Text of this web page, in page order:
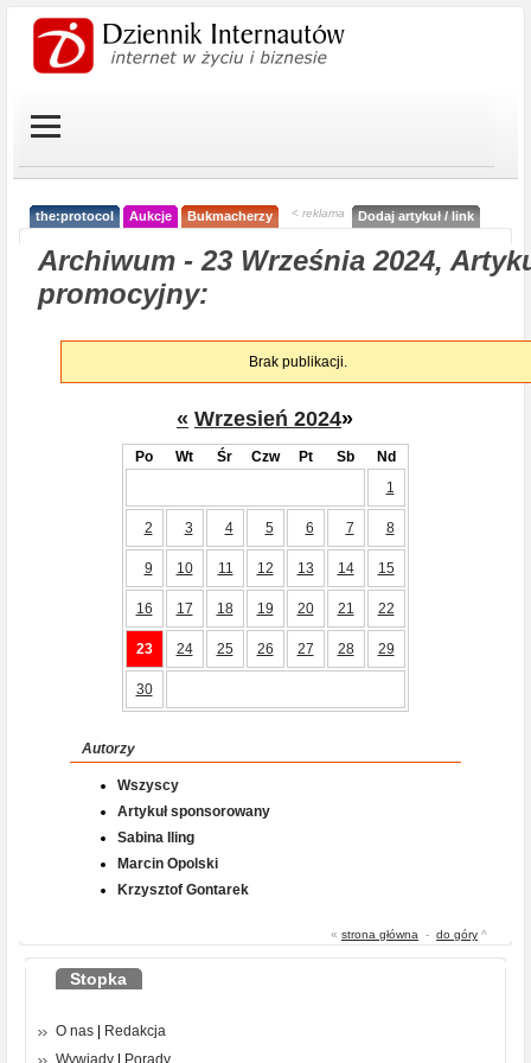
the:protocol Aukcje Bukmacherzy < reklama Dodaj artykuł / link
Archiwum - 23 Września 2024,
promocyjny:
Brak publikacji.
« Wrzesień 2024»
Po Wt Śr Czw Pt Sb
Nd
1
2 3 4 5 6 7 8
9 10 11 12 13 14 15
16 17 18 19 20 21 22
23 24 25 26 27 28 29
30
Autorzy
Wszyscy
Artykuł sponsorowany
Sabina Iling
Marcin Opolski
Krzysztof Gontarek
« strona główna - do góry ^
Stopka
O nas
Redakcja
Wywiady
Porady